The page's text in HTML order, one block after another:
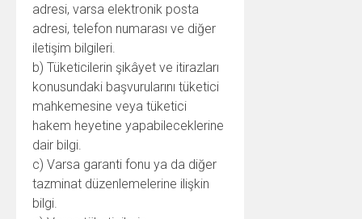
adresi, varsa elektronik posta
adresi, telefon numarası ve diğer
iletişim bilgileri.
b) Tüketicilerin şikâyet ve itirazları
konusundaki başvurularını tüketici
mahkemesine veya tüketici
hakem heyetine yapabileceklerine
dair bilgi.
c) Varsa garanti fonu ya da diğer
tazminat düzenlemelerine ilişkin
bilgi.